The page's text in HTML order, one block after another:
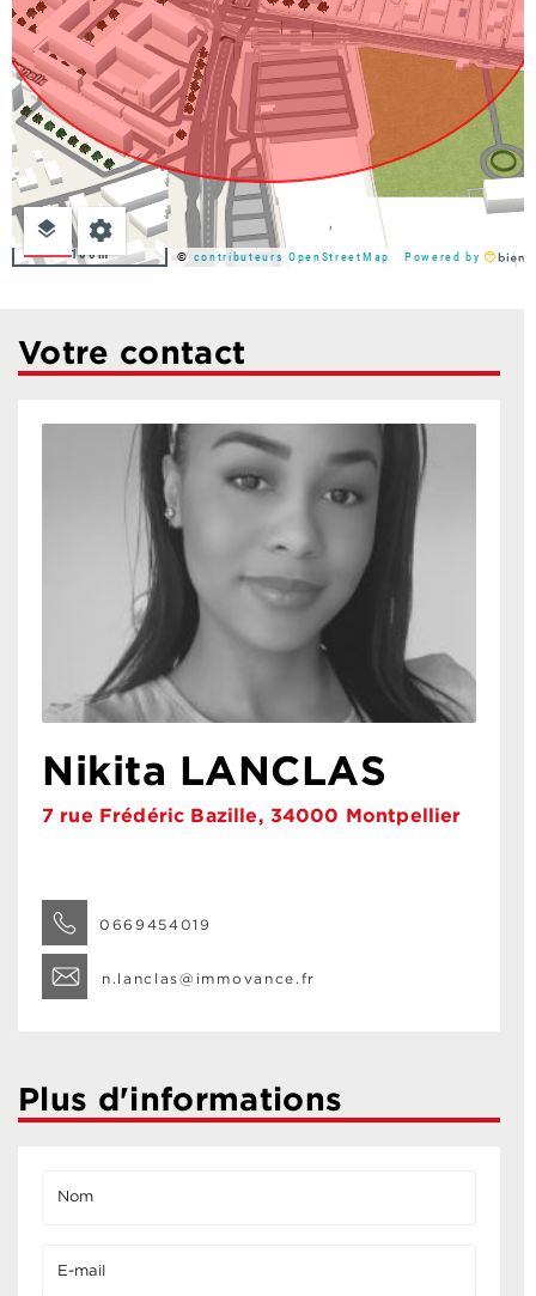
100m © contributeurs OpenStreetMap Powered by
Votre contact
Nikita LANCLAS
7 rue Frédéric Bazille, 34000 Montpellier
0669454019
n.lanclas@immovance.fr
Plus d'informations